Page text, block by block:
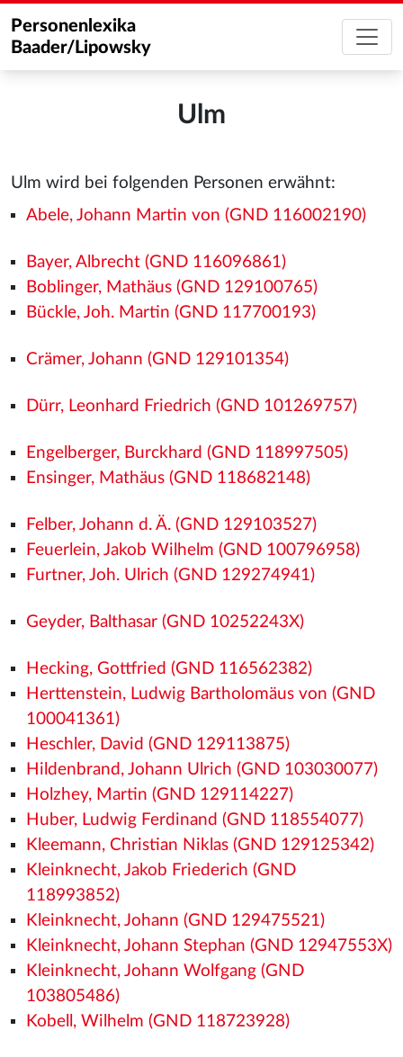
Personenlexika
Baader/Lipowsky
Ulm
Ulm wird bei folgenden Personen erwähnt:
Abele, Johann Martin von (GND 116002190)
Bayer, Albrecht (GND 116096861)
Boblinger, Mathäus (GND 129100765)
Bückle, Joh. Martin (GND 117700193)
Crämer, Johann (GND 129101354)
Dürr, Leonhard Friedrich (GND 101269757)
Engelberger, Burckhard (GND 118997505)
Ensinger, Mathäus (GND 118682148)
Felber, Johann d. Ä. (GND 129103527)
Feuerlein, Jakob Wilhelm (GND 100796958)
Furtner, Joh. Ulrich (GND 129274941)
Geyder, Balthasar (GND 10252243X)
Hecking, Gottfried (GND 116562382)
Herttenstein, Ludwig Bartholomäus von (GND
100041361)
Heschler, David (GND 129113875)
Hildenbrand, Johann Ulrich (GND 103030077)
Holzhey, Martin (GND 129114227)
Huber, Ludwig Ferdinand (GND 118554077)
Kleemann, Christian Niklas (GND 129125342)
Kleinknecht, Jakob Friederich (GND
118993852)
Kleinknecht, Johann (GND 129475521)
Kleinknecht, Johann Stephan (GND 12947553X)
Kleinknecht, Johann Wolfgang (GND
103805486)
Kobell, Wilhelm (GND 118723928)